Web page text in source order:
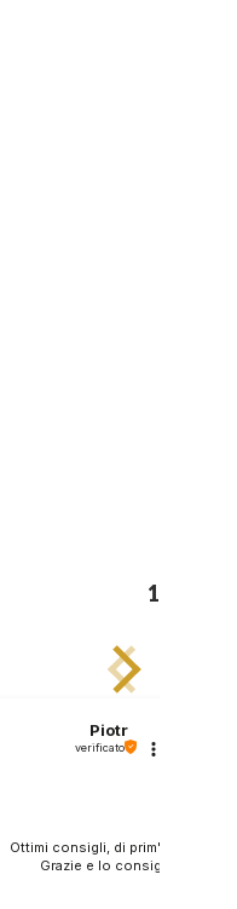
1
Piotr
verificato
Ottimi consigli, di prim'ordine!
Grazie e lo consiglio